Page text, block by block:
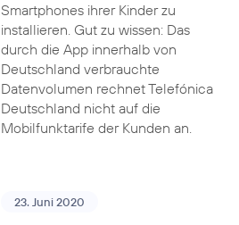
Smartphones ihrer Kinder zu
installieren. Gut zu wissen: Das
durch die App innerhalb von
Deutschland verbrauchte
Datenvolumen rechnet Telefónica
Deutschland nicht auf die
Mobilfunktarife der Kunden an.
23. Juni 2020